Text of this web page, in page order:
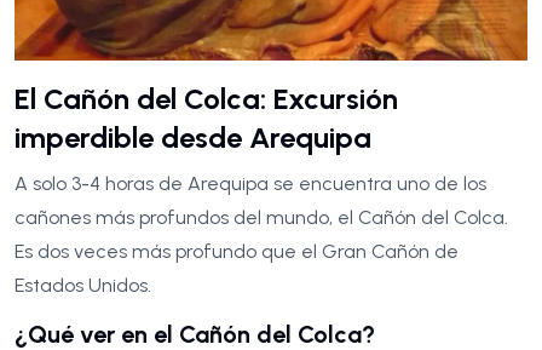
El Cañón del Colca: Excursión
imperdible desde Arequipa
A solo 3-4 horas de Arequipa se encuentra uno de los
cañones más profundos del mundo, el Cañón del Colca.
Es dos veces más profundo que el Gran Cañón de
Estados Unidos.
¿Qué ver en el Cañón del Colca?